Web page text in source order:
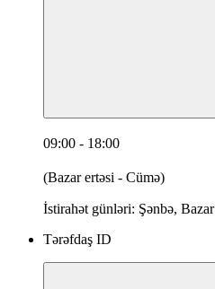
09:00 - 18:00
(Bazar ertəsi - Cümə)
İstirahət günləri: Şənbə, Bazar
Tərəfdaş ID